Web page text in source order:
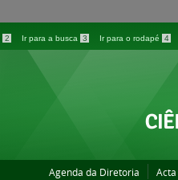
2 Ir para a busca 3 Ir para o rodapé 4
Agenda da Diretoria